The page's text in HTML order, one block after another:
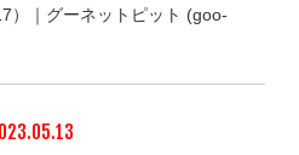
｜グーネットピット (goo-